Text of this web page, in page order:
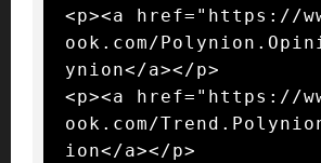
<p><a href="https://
ook.com/
ynion</a></p>
<p><a href="https://
ook.com/
ion</a></p>